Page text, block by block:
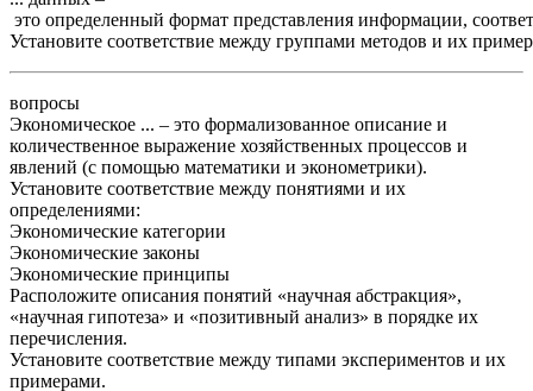
это определенный формат представления информации,
Установите соответствие между группами методов и их
вопросы
Экономическое ... – это формализованное описание и
количественное выражение хозяйственных процессов и
явлений (с помощью математики и эконометрики).
Установите соответствие между понятиями и их
определениями:
Экономические категории
Экономические законы
Экономические принципы
Расположите описания понятий «научная абстракция»,
«научная гипотеза» и «позитивный анализ» в порядке их
перечисления.
Установите соответствие между типами экспериментов и их
примерами.